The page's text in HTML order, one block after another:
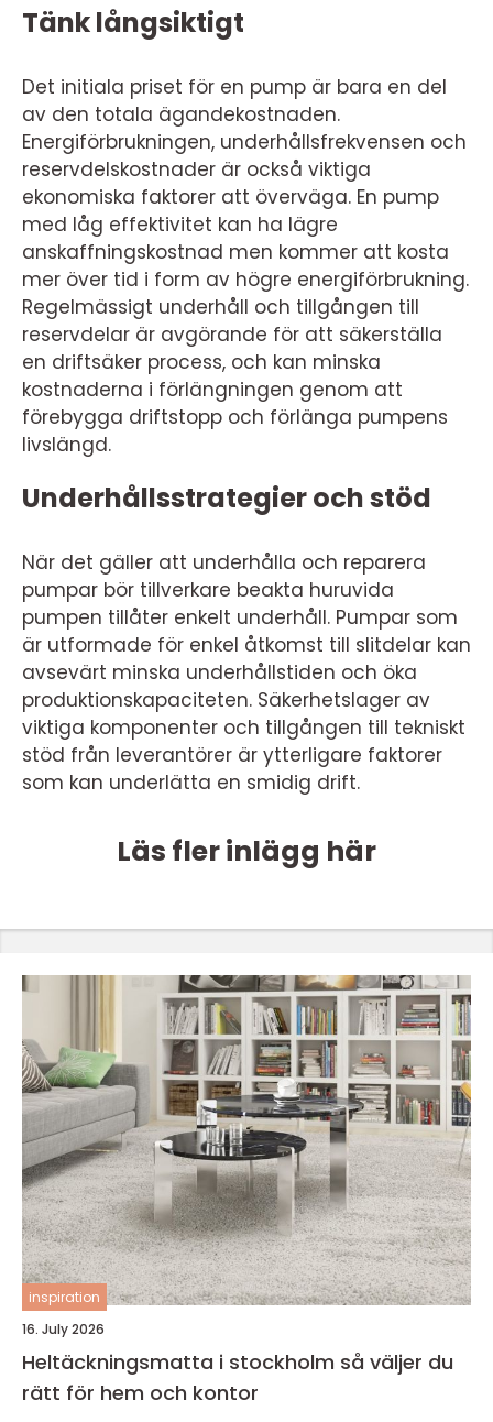
Tänk långsiktigt
Det initiala priset för en pump är bara en del
av den totala ägandekostnaden.
Energiförbrukningen, underhållsfrekvensen och
reservdelskostnader är också viktiga
ekonomiska faktorer att överväga. En pump
med låg effektivitet kan ha lägre
anskaffningskostnad men kommer att kosta
mer över tid i form av högre energiförbrukning.
Regelmässigt underhåll och tillgången till
reservdelar är avgörande för att säkerställa
en driftsäker process, och kan minska
kostnaderna i förlängningen genom att
förebygga driftstopp och förlänga pumpens
livslängd.
Underhållsstrategier och stöd
När det gäller att underhålla och reparera
pumpar bör tillverkare beakta huruvida
pumpen tillåter enkelt underhåll. Pumpar som
är utformade för enkel åtkomst till slitdelar kan
avsevärt minska underhållstiden och öka
produktionskapaciteten. Säkerhetslager av
viktiga komponenter och tillgången till tekniskt
stöd från leverantörer är ytterligare faktorer
som kan underlätta en smidig drift.
Läs fler inlägg här
inspiration
16. July 2026
Heltäckningsmatta i stockholm så väljer du
rätt för hem och kontor